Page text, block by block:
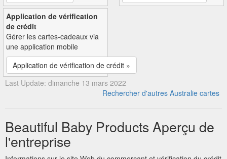
Application de vérification
de crédit
Gérer les cartes-cadeaux via
une application mobile
Application de vérification de crédit »
Last Update: dimanche 13 mars 2022
Rechercher d'autres Australie cartes
Beautiful Baby Products Aperçu de
l'entreprise